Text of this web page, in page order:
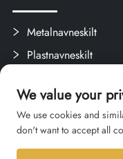
Metalnavneskilt
Plastnavneskilt
Brugerdefinerede
We value your
We use cookies and
don't want to accept all